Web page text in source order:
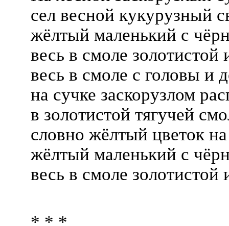
сел весной кукурузный
жёлтый маленький с
весь в смоле золотистой
весь в смоле с головы и
на сучке заскорузлом
в золотистой тягучей
словно жёлтый цветок на
жёлтый маленький с
весь в смоле золотистой
* * *